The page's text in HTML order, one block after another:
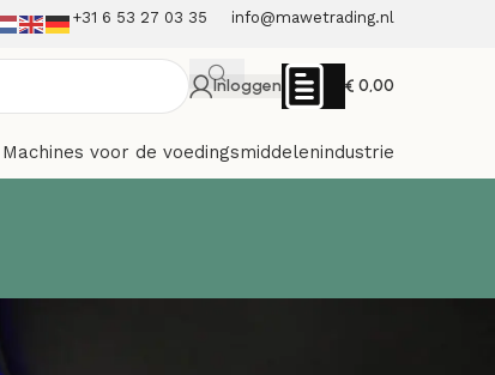
+31 6 53 27 03 35 info@mawetrading.nl
Inloggen € 0,00
Machines voor de voedingsmiddelenindustrie